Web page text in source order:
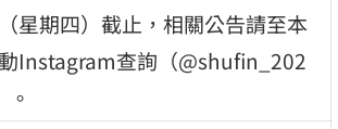
星期四）截止，相關公告請至本
Instagram查詢（@shufin_202
。